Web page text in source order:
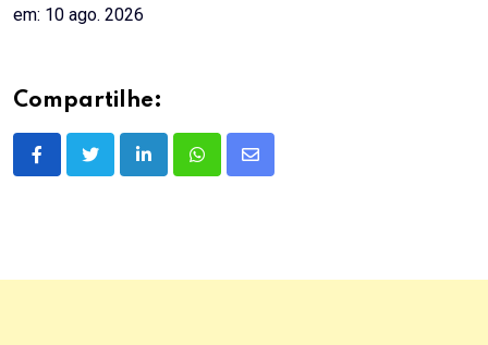
em: 10 ago. 2026
Compartilhe:
LinkedInWhatsappShare